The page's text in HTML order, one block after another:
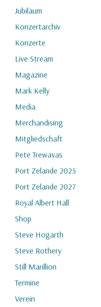
Jubiläum
Konzertarchiv
Konzerte
Live Stream
Magazine
Mark Kelly
Media
Merchandising
Mitgliedschaft
Pete Trewavas
Port Zelande 2025
Port Zelande 2027
Royal Albert Hall
Shop
Steve Hogarth
Steve Rothery
Still Marillion
Termine
Verein